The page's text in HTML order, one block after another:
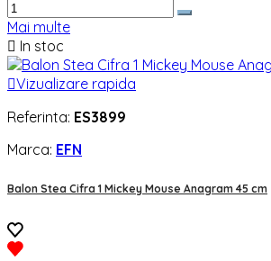
Mai multe
 In stoc
Vizualizare rapida
Referinta: ES3899
Marca: EFN
Balon Stea Cifra 1 Mickey Mouse Anagram 45 cm